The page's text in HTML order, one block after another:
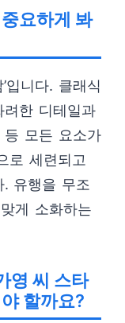
요하게 봐
입니다. 클래식
한 디테일과
등 모든 요소가
로 세련되고
. 유행을 무조
게 소화하는
영 씨 스타
할까요?